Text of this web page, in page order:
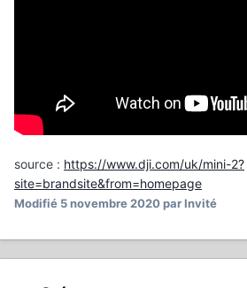
source : https://www.dji.com/uk/mini-2?
site=brandsite&from=homepage
Modifié 5 novembre 2020par Invité